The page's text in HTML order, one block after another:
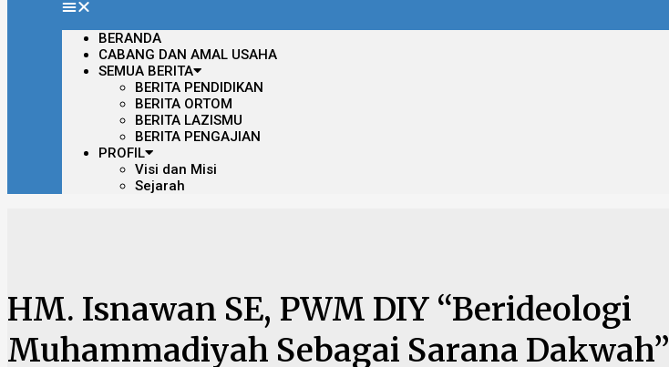
BERANDA
CABANG DAN AMAL USAHA
SEMUA BERITA
BERITA PENDIDIKAN
BERITA ORTOM
BERITA LAZISMU
BERITA PENGAJIAN
PROFIL
Visi dan Misi
Sejarah
HM. Isnawan SE, PWM DIY “Berideologi
Muhammadiyah Sebagai Sarana Dakwah”